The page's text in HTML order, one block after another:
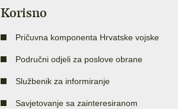
Korisno
Pričuvna komponenta Hrvatske vojske
Područni odjeli za poslove obrane
Službenik za informiranje
Savjetovanje sa zainteresiranom